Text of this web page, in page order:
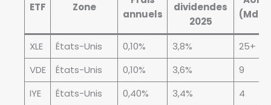
a
o
ETF Zone
annuels
dividendes
2025
(Md$)
XLE États-Unis 0,10% 3,8%
25+
VDE
États-Unis 0,10% 3,6%
9
IYE
États-Unis 0,40% 3,4%
4